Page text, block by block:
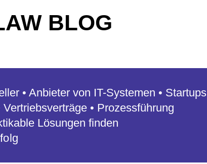
BLOG
• Anbieter von IT-Systemen • Startups
Vertriebsverträge • Prozessführung
Lösungen finden